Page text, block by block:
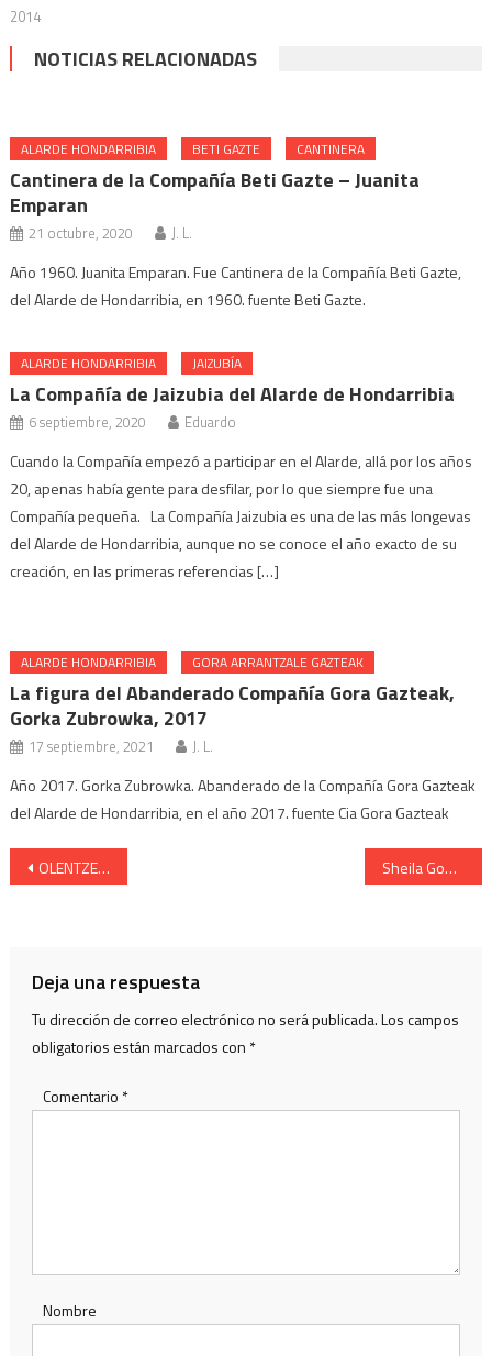
2014
NOTICIAS RELACIONADAS
ALARDE HONDARRIBIA BETI GAZTE CANTINERA
Cantinera de la Compañía Beti Gazte – Juanita
Emparan
21 octubre, 2020 J. L.
Año 1960. Juanita Emparan. Fue Cantinera de la Compañía Beti Gazte,
del Alarde de Hondarribia, en 1960. fuente Beti Gazte.
ALARDE HONDARRIBIA JAIZUBÍA
La Compañía de Jaizubia del Alarde de Hondarribia
6 septiembre, 2020 Eduardo
Cuando la Compañía empezó a participar en el Alarde, allá por los años
20, apenas había gente para desfilar, por lo que siempre fue una
Compañía pequeña. La Compañía Jaizubia es una de las más longevas
del Alarde de Hondarribia, aunque no se conoce el año exacto de su
creación, en las primeras referencias […]
ALARDE HONDARRIBIA GORA ARRANTZALE GAZTEAK
La figura del Abanderado Compañía Gora Gazteak,
Gorka Zubrowka, 2017
17 septiembre, 2021 J. L.
Año 2017. Gorka Zubrowka. Abanderado de la Compañía Gora Gazteak
del Alarde de Hondarribia, en el año 2017. fuente Cia Gora Gazteak
Navegación
OLENTZERO – «existe todo lo que tenga un nombre»- Euskal Mitologia Sheila González, Cantinera de la Compañía Olaberria, ensayos, 2015
Deja una respuesta
Tu dirección de correo electrónico no será publicada.Los campos
obligatorios están marcados con *
Comentario *
Nombre